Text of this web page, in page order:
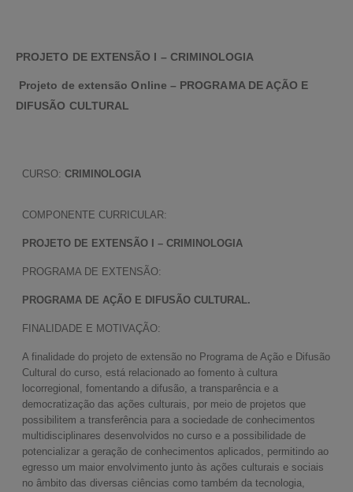
PROJETO DE EXTENSÃO I – CRIMINOLOGIA
Projeto de extensão Online – PROGRAMA DE AÇÃO E
DIFUSÃO CULTURAL
CURSO: CRIMINOLOGIA
COMPONENTE CURRICULAR:
PROJETO DE EXTENSÃO I – CRIMINOLOGIA
PROGRAMA DE EXTENSÃO:
PROGRAMA DE AÇÃO E DIFUSÃO CULTURAL.
FINALIDADE E MOTIVAÇÃO:
A finalidade do projeto de extensão no Programa de Ação e Difusão
Cultural do curso, está relacionado ao fomento à cultura
locorregional, fomentando a difusão, a transparência e a
democratização das ações culturais, por meio de projetos que
possibilitem a transferência para a sociedade de conhecimentos
multidisciplinares desenvolvidos no curso e a possibilidade de
potencializar a geração de conhecimentos aplicados, permitindo ao
egresso um maior envolvimento junto às ações culturais e sociais
no âmbito das diversas ciências como também da tecnologia,